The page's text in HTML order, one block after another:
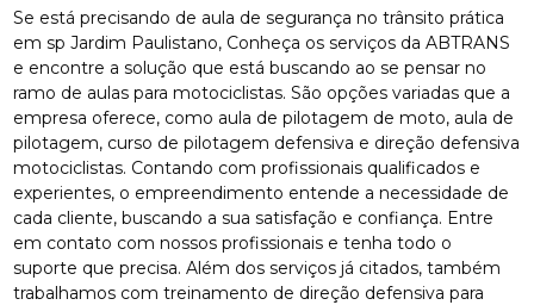
Se está precisando de aula de segurança no trânsito prática
em sp Jardim Paulistano, Conheça os serviços da ABTRANS
e encontre a solução que está buscando ao se pensar no
ramo de aulas para motociclistas. São opções variadas que a
empresa oferece, como aula de pilotagem de moto, aula de
pilotagem, curso de pilotagem defensiva e direção defensiva
motociclistas. Contando com profissionais qualificados e
experientes, o empreendimento entende a necessidade de
cada cliente, buscando a sua satisfação e confiança. Entre
em contato com nossos profissionais e tenha todo o
suporte que precisa. Além dos serviços já citados, também
trabalhamos com treinamento de direção defensiva para